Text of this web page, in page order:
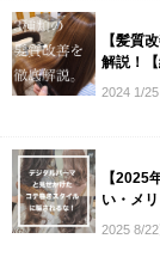
【髪質
解説！
2024 1/
【2025
い・メ
2025 8/